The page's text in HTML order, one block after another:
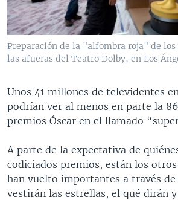
VENEZUELA
BRASIL
NICARAGUA
ECONOMÍA
ENTRETENIMIENTO Y CULTURA
TECNOLOGÍA
CIENCIA Y SALUD
MULTIMEDIA
VIDEOS
FOTOGRAFÍA
PROGRAMAS TV
EL MUNDO AL DÍA
VISIÓN 360
LAS CLAVES
RADIO
AUDIONOTICIAS
BUENOS DÍAS AMÉRICA
EL MUNDO AL DÍA [RADIO]
FORO [RADIO]
DOCUMENTALES DE LA VOA
Learning English
SÍGANOS
Preparación de la "alfombra roja" de los
las afueras del Teatro Dolby, en Los
Unos 41 millones de televidentes
podrían ver al menos en parte la
premios Óscar en el llamado
A parte de la expectativa de
codiciados premios, están los otros
han vuelto importantes a través
vestirán las estrellas, el qué dirán